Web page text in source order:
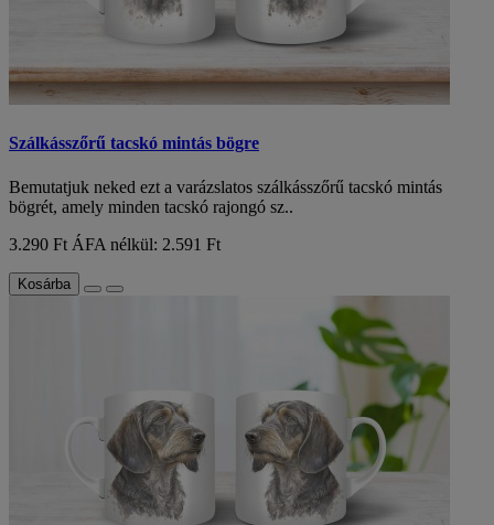
Szálkásszőrű tacskó mintás bögre
Bemutatjuk neked ezt a varázslatos szálkásszőrű tacskó mintás
bögrét, amely minden tacskó rajongó sz..
3.290 Ft ÁFA nélkül: 2.591 Ft
Kosárba